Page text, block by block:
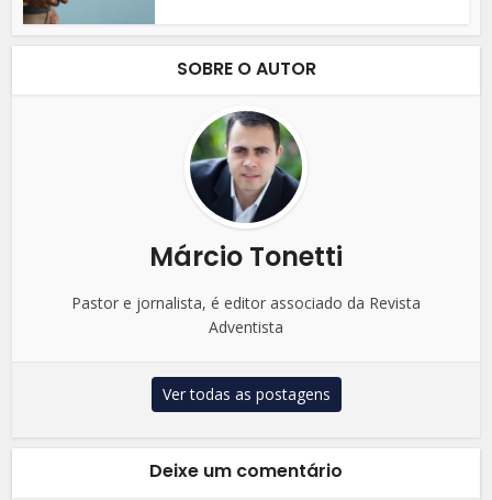
SOBRE O AUTOR
Márcio Tonetti
Pastor e jornalista, é editor associado da Revista
Adventista
Ver todas as postagens
Deixe um comentário